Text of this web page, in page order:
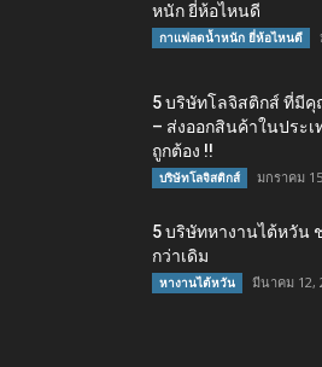
หนัก ยี่ห้อไหนดี
กาแฟลดน้ำหนัก ยี่ห้อไหนดี
5 บริษัทโลจิสติกส์ ที่มี
– ส่งออกสินค้าในประเ
ถูกต้อง !!
บริษัทโลจิสติกส์ มกราคม
5 บริษัทหางานไต้หวัน
กว่าเดิม
หางานไต้หวัน มีนาคม 12,